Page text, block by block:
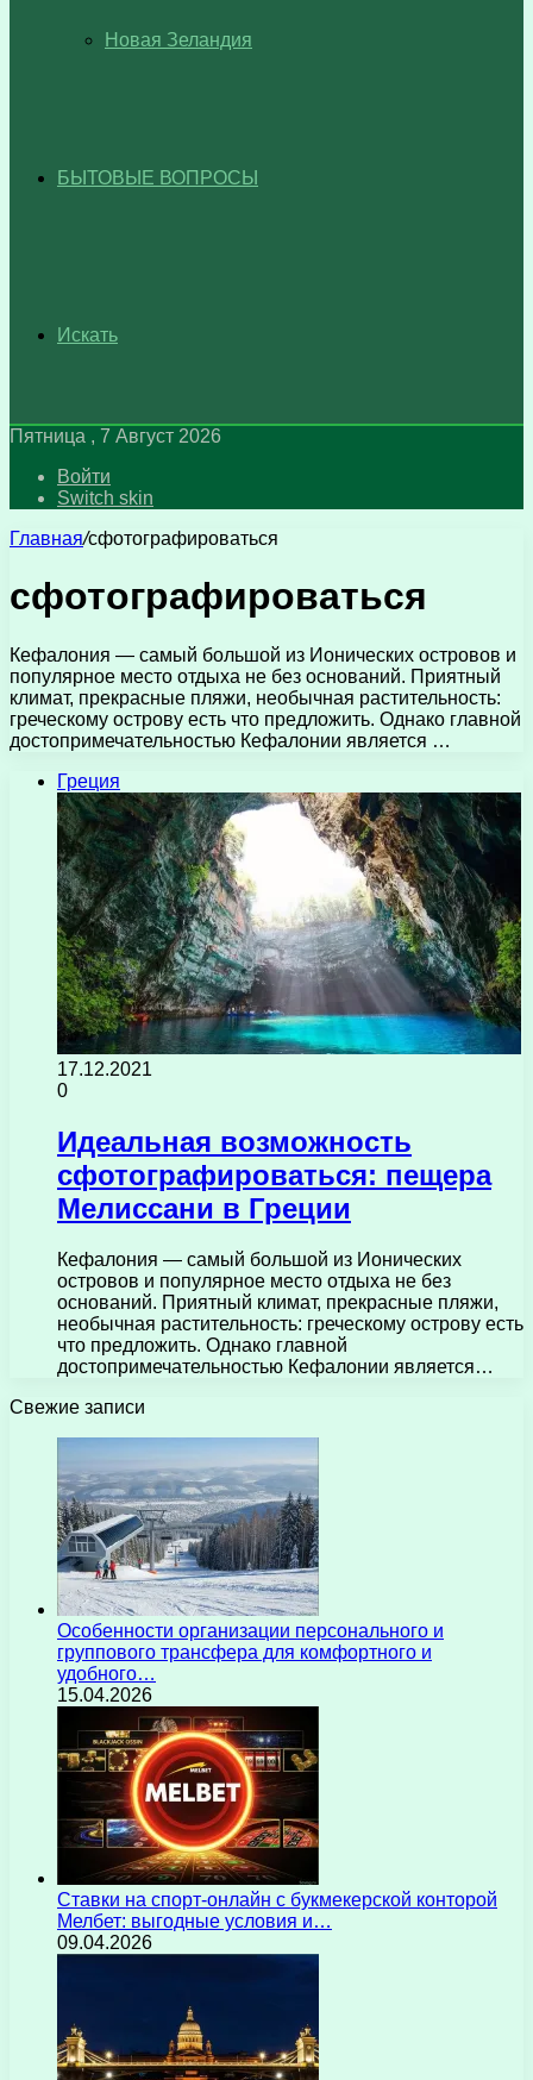
Новая Зеландия
БЫТОВЫЕ ВОПРОСЫ
Искать
Пятница , 7 Август 2026
Войти
Switch skin
Главная/сфотографироваться
сфотографироваться
Кефалония — самый большой из Ионических островов и
популярное место отдыха не без оснований. Приятный
климат, прекрасные пляжи, необычная растительность:
греческому острову есть что предложить. Однако главной
достопримечательностью Кефалонии является …
Греция
17.12.2021
0
Идеальная возможность
сфотографироваться: пещера
Мелиссани в Греции
Кефалония — самый большой из Ионических
островов и популярное место отдыха не без
оснований. Приятный климат, прекрасные пляжи,
необычная растительность: греческому острову есть
что предложить. Однако главной
достопримечательностью Кефалонии является…
Свежие записи
Особенности организации персонального и
группового трансфера для комфортного и
удобного…
15.04.2026
Ставки на спорт-онлайн с букмекерской конторой
Мелбет: выгодные условия и…
09.04.2026